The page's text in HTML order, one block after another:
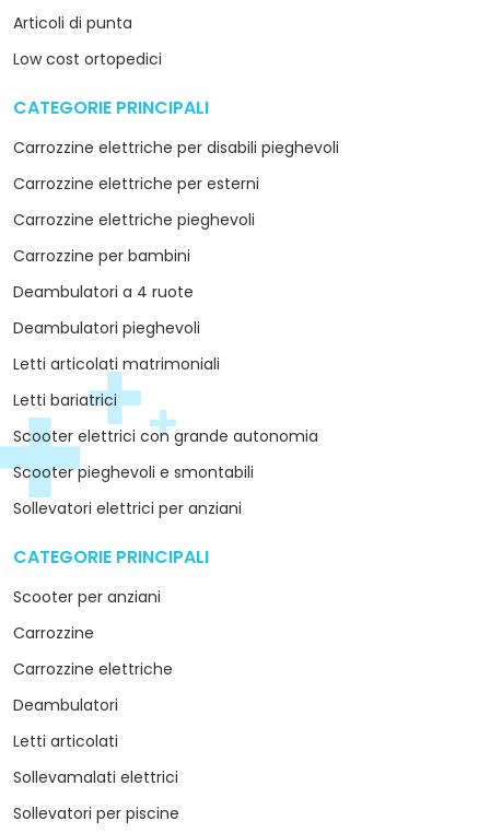
Articoli di punta
Low cost ortopedici
CATEGORIE PRINCIPALI
Carrozzine elettriche per disabili pieghevoli
Carrozzine elettriche per esterni
Carrozzine elettriche pieghevoli
Carrozzine per bambini
Deambulatori a 4 ruote
Deambulatori pieghevoli
Letti articolati matrimoniali
Letti bariatrici
Scooter elettrici con grande autonomia
Scooter pieghevoli e smontabili
Sollevatori elettrici per anziani
CATEGORIE PRINCIPALI
Scooter per anziani
Carrozzine
Carrozzine elettriche
Deambulatori
Letti articolati
Sollevamalati elettrici
Sollevatori per piscine